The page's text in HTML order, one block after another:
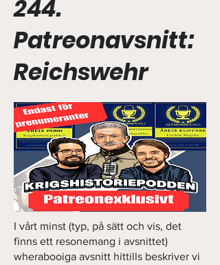
244.
Patreonavsnitt:
Reichswehr
I vårt minst (typ, på sätt och vis, det
finns ett resonemang i avsnittet)
wherabooiga avsnitt hittills beskriver vi